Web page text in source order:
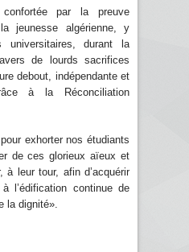
par la preuve
jeunesse algérienne, y
universitaires, durant la
de lourds sacrifices
debout, indépendante et
à la Réconciliation
exhorter nos étudiants
de ces glorieux aïeux et
à leur tour, afin d’acquérir
l’édification continue de
la dignité».